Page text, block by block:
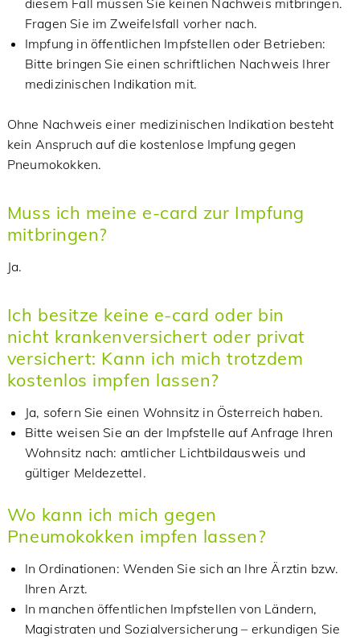
diesem Fall müssen Sie keinen Nachweis mitbringen.
Fragen Sie im Zweifelsfall vorher nach.
Impfung in öffentlichen Impfstellen oder Betrieben:
Bitte bringen Sie einen schriftlichen Nachweis Ihrer
medizinischen Indikation mit.
Ohne Nachweis einer medizinischen Indikation besteht
kein Anspruch auf die kostenlose Impfung gegen
Pneumokokken.
Muss ich meine e-card zur Impfung
mitbringen?
Ja.
Ich besitze keine e-card oder bin
nicht krankenversichert oder privat
versichert: Kann ich mich trotzdem
kostenlos impfen lassen?
Ja, sofern Sie einen Wohnsitz in Österreich haben.
Bitte weisen Sie an der Impfstelle auf Anfrage Ihren
Wohnsitz nach: amtlicher Lichtbildausweis und
gültiger Meldezettel.
Wo kann ich mich gegen
Pneumokokken impfen lassen?
In Ordinationen: Wenden Sie sich an Ihre Ärztin bzw.
Ihren Arzt.
In manchen öffentlichen Impfstellen von Ländern,
Magistraten und Sozialversicherung – erkundigen Sie